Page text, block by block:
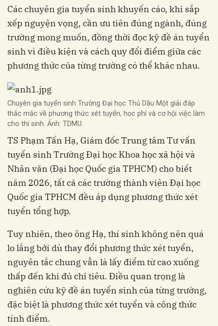
Các chuyên gia tuyển sinh khuyến cáo, khi sắp
xếp nguyện vọng, cần ưu tiên đúng ngành, đúng
trường mong muốn, đồng thời đọc kỹ đề án tuyển
sinh vì điều kiện và cách quy đổi điểm giữa các
phương thức của từng trường có thể khác nhau.
Chuyên gia tuyển sinh Trường Đại học Thủ Dầu Một giải đáp
thắc mắc về phương thức xét tuyển, học phí và cơ hội việc làm
cho thí sinh. Ảnh: TDMU.
TS Phạm Tấn Hạ, Giám đốc Trung tâm Tư vấn
tuyển sinh Trường Đại học Khoa học xã hội và
Nhân văn (Đại học Quốc gia TPHCM) cho biết
năm 2026, tất cả các trường thành viên Đại học
Quốc gia TPHCM đều áp dụng phương thức xét
tuyển tổng hợp.
Tuy nhiên, theo ông Hạ, thí sinh không nên quá
lo lắng bởi dù thay đổi phương thức xét tuyển,
nguyên tắc chung vẫn là lấy điểm từ cao xuống
thấp đến khi đủ chỉ tiêu. Điều quan trọng là
nghiên cứu kỹ đề án tuyển sinh của từng trường,
đặc biệt là phương thức xét tuyển và công thức
tính điểm.